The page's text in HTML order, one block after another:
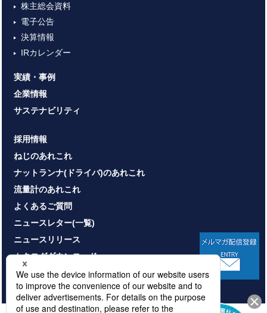
株主総会資料
電子公告
決算情報
IRカレンダー
実績・事例
企業情報
サステナビリティ
採用情報
ねじのあれこれ
ナットランナ(ドライバ)のあれこれ
流量計のあれこれ
よくあるご質問
ニュースレター(一覧)
ニュースリリース
カタログダウンロード
お問い合わせ